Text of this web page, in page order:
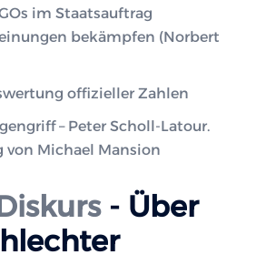
im Staatsauftrag
bekämpfen (Norbert
offizieller Zahlen
– Peter Scholl-Latour.
von Michael Mansion
- Über